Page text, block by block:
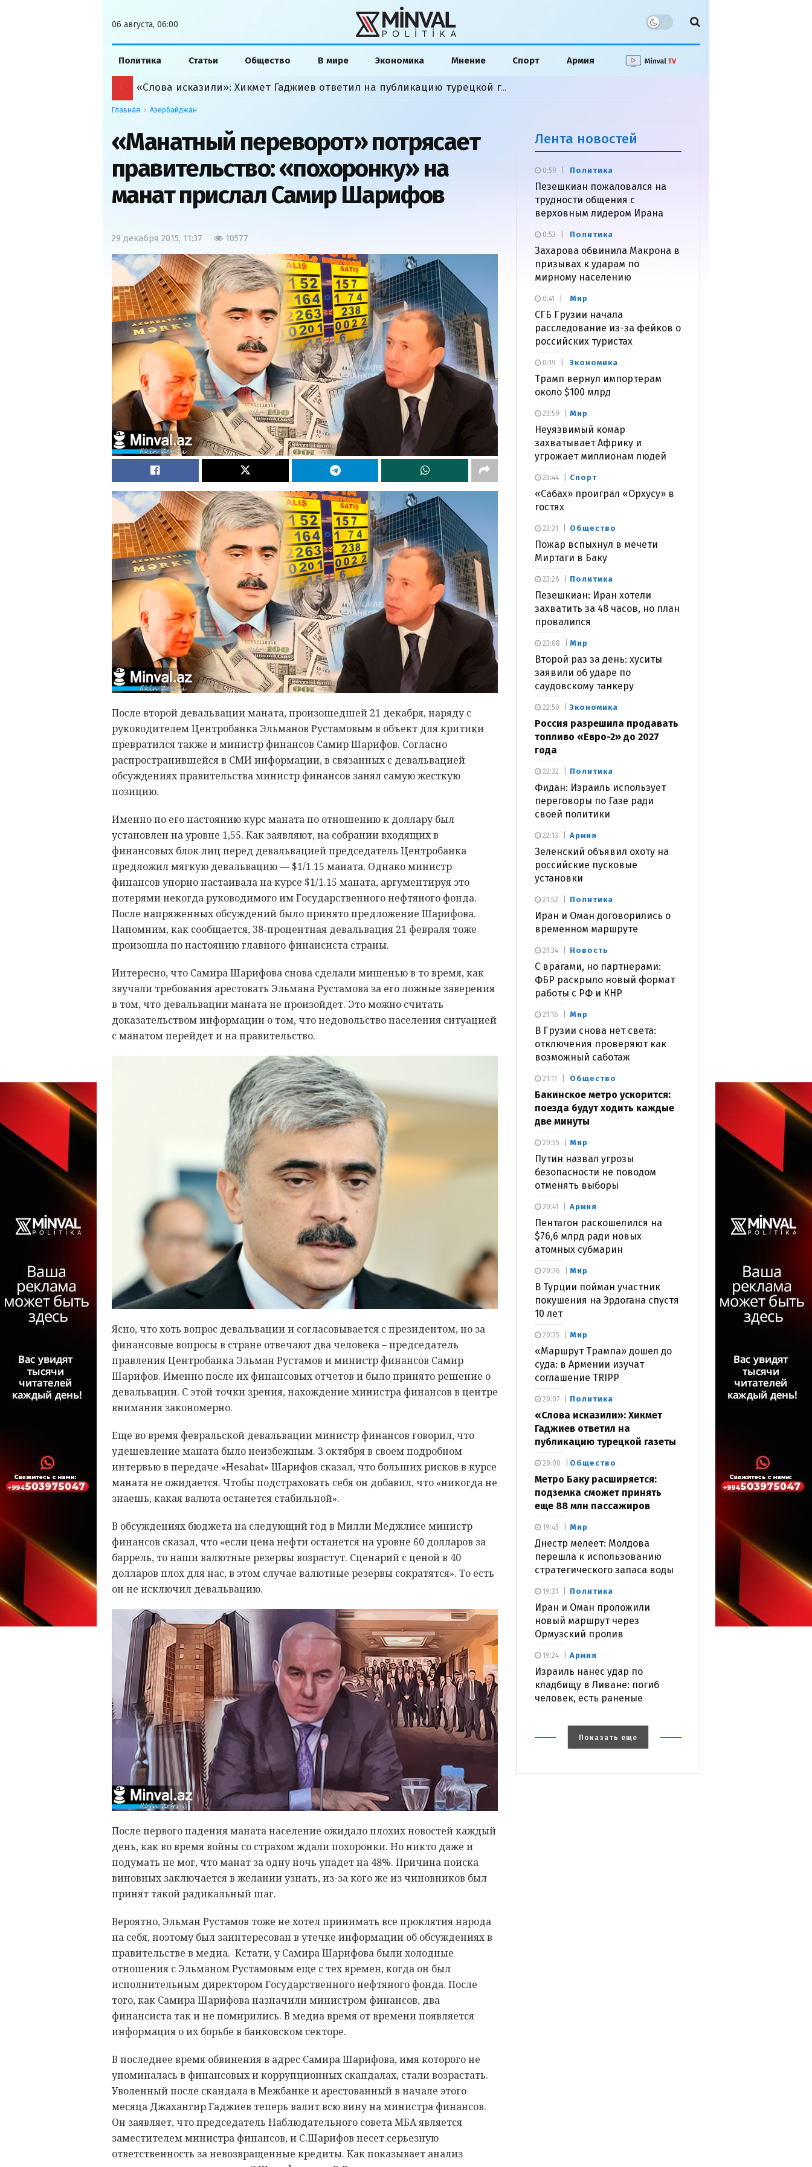
06 августа, 06:00
Политика Статьи Общество В мире Экономика Мнение Спорт Армия
«Слова исказили»: Хикмет Гаджиев ответил на публикацию турецкой газеты
США неожиданно ослабили санкции против связанной с Ираном авиакомпании
Главная Азербайджан
«Манатный переворот» потрясает
правительство: «похоронку» на
манат прислал Самир Шарифов
29 декабря 2015, 11:37 10577
После второй девальвации маната, произошедшей 21 декабря, наряду с
руководителем Центробанка Эльманов Рустамовым в объект для критики
превратился также и министр финансов Самир Шарифов. Согласно
распространившейся в СМИ информации, в связанных с девальвацией
обсуждениях правительства министр финансов занял самую жесткую
позицию.
Именно по его настоянию курс маната по отношению к доллару был
установлен на уровне 1,55. Как заявляют, на собрании входящих в
финансовых блок лиц перед девальвацией председатель Центробанка
предложил мягкую девальвацию — $1/1.15 маната. Однако министр
финансов упорно настаивала на курсе $1/1.15 маната, аргументируя это
потерями некогда руководимого им Государственного нефтяного фонда.
После напряженных обсуждений было принято предложение Шарифова.
Напомним, как сообщается, 38-процентная девальвация 21 февраля тоже
произошла по настоянию главного финансиста страны.
Интересно, что Самира Шарифова снова сделали мишенью в то время, как
звучали требования арестовать Эльмана Рустамова за его ложные заверения
в том, что девальвации маната не произойдет. Это можно считать
доказательством информации о том, что недовольство населения ситуацией
с манатом перейдет и на правительство.
Ясно, что хоть вопрос девальвации и согласовывается с президентом, но за
финансовые вопросы в стране отвечают два человека – председатель
правления Центробанка Эльман Рустамов и министр финансов Самир
Шарифов. Именно после их финансовых отчетов и было принято решение о
девальвации. С этой точки зрения, нахождение министра финансов в центре
внимания закономерно.
Еще во время февральской девальвации министр финансов говорил, что
удешевление маната было неизбежным. 3 октября в своем подробном
интервью в передаче «Hesabat» Шарифов сказал, что больших рисков в курсе
маната не ожидается. Чтобы подстраховать себя он добавил, что «никогда не
знаешь, какая валюта останется стабильной».
В обсуждениях бюджета на следующий год в Милли Меджлисе министр
финансов сказал, что «если цена нефти останется на уровне 60 долларов за
баррель, то наши валютные резервы возрастут. Сценарий с ценой в 40
долларов плох для нас, в этом случае валютные резервы сократятся». То есть
он не исключил девальвацию.
После первого падения маната население ожидало плохих новостей каждый
день, как во время войны со страхом ждали похоронки. Но никто даже и
подумать не мог, что манат за одну ночь упадет на 48%. Причина поиска
виновных заключается в желании узнать, из-за кого же из чиновников был
принят такой радикальный шаг.
Вероятно, Эльман Рустамов тоже не хотел принимать все проклятия народа
на себя, поэтому был заинтересован в утечке информации об обсуждениях в
правительстве в медиа. Кстати, у Самира Шарифова были холодные
отношения с Эльманом Рустамовым еще с тех времен, когда он был
исполнительным директором Государственного нефтяного фонда. После
того, как Самира Шарифова назначили министром финансов, два
финансиста так и не помирились. В медиа время от времени появляется
информация о их борьбе в банковском секторе.
В последнее время обвинения в адрес Самира Шарифова, имя которого не
упоминалась в финансовых и коррупционных скандалах, стали возрастать.
Уволенный после скандала в Межбанке и арестованный в начале этого
месяца Джахангир Гаджиев теперь валит всю вину на министра финансов.
Он заявляет, что председатель Наблюдательного совета МБА является
заместителем министра финансов, и С.Шарифов несет серьезную
ответственность за невозвращенные кредиты. Как показывает анализ
Лента новостей
Политика
Пезешкиан пожаловался на
трудности общения с
верховным лидером Ирана
0:59
Политика
Захарова обвинила Макрона в
призывах к ударам по
мирному населению
0:53
Мир
СГБ Грузии начала
расследование из-за фейков о
российских туристах
0:41
Экономика
Трамп вернул импортерам
около $100 млрд
0:19
Мир
Неуязвимый комар
захватывает Африку и
угрожает миллионам людей
23:59
Спорт
«Сабах» проиграл «Орхусу» в
гостях
23:44
Общество
Пожар вспыхнул в мечети
Миртаги в Баку
23:31
Политика
Пезешкиан: Иран хотели
захватить за 48 часов, но план
провалился
23:26
Мир
Второй раз за день: хуситы
заявили об ударе по
саудовскому танкеру
23:08
Экономика
Россия разрешила продавать
топливо «Евро-2» до 2027
года
22:50
Политика
Фидан: Израиль использует
переговоры по Газе ради
своей политики
22:32
Армия
Зеленский объявил охоту на
российские пусковые
установки
22:13
Политика
Иран и Оман договорились о
временном маршруте
21:52
Новость
С врагами, но партнерами:
ФБР раскрыло новый формат
работы с РФ и КНР
21:34
Мир
В Грузии снова нет света:
отключения проверяют как
возможный саботаж
21:16
Общество
Бакинское метро ускорится:
поезда будут ходить каждые
две минуты
21:11
Мир
Путин назвал угрозы
безопасности не поводом
отменять выборы
20:55
Армия
Пентагон раскошелился на
$76,6 млрд ради новых
атомных субмарин
20:41
Мир
В Турции пойман участник
покушения на Эрдогана спустя
10 лет
20:26
Мир
«Маршрут Трампа» дошел до
суда: в Армении изучат
соглашение TRIPP
20:25
Политика
«Слова исказили»: Хикмет
Гаджиев ответил на
публикацию турецкой газеты
20:07
Общество
Метро Баку расширяется:
подземка сможет принять
еще 88 млн пассажиров
20:00
Мир
Днестр мелеет: Молдова
перешла к использованию
стратегического запаса воды
19:45
Политика
Иран и Оман проложили
новый маршрут через
Ормузский пролив
19:31
Армия
Израиль нанес удар по
кладбищу в Ливане: погиб
человек, есть раненые
19:24
Показать еще